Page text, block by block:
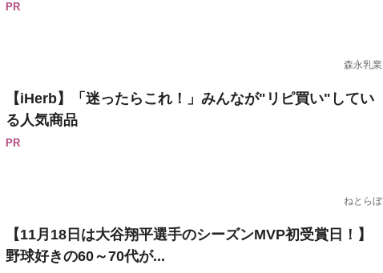
PR
森永乳業
【iHerb】「迷ったらこれ！」みんなが"リピ買い"してい
る人気商品
PR
ねとらぼ
【11月18日は大谷翔平選手のシーズンMVP初受賞日！】
野球好きの60～70代が...